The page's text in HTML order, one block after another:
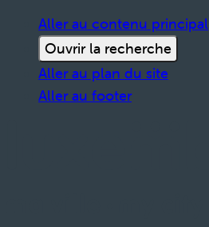
Aller au contenu principal
Ouvrir la recherche
Aller au plan du site
Aller au footer